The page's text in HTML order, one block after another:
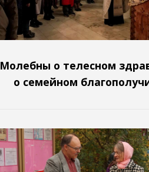
Молебны о телесном
о семейном